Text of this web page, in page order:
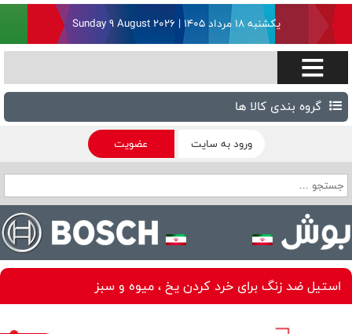
یکشنبه ۱۸ مرداد ۱۴۰۵ | Sunday 9 August 2026
گروه بندی کالا ها
ورود به سایت عضویت
استیل ضد زنگ برای خرد کردن یخ ، میوه و سبز